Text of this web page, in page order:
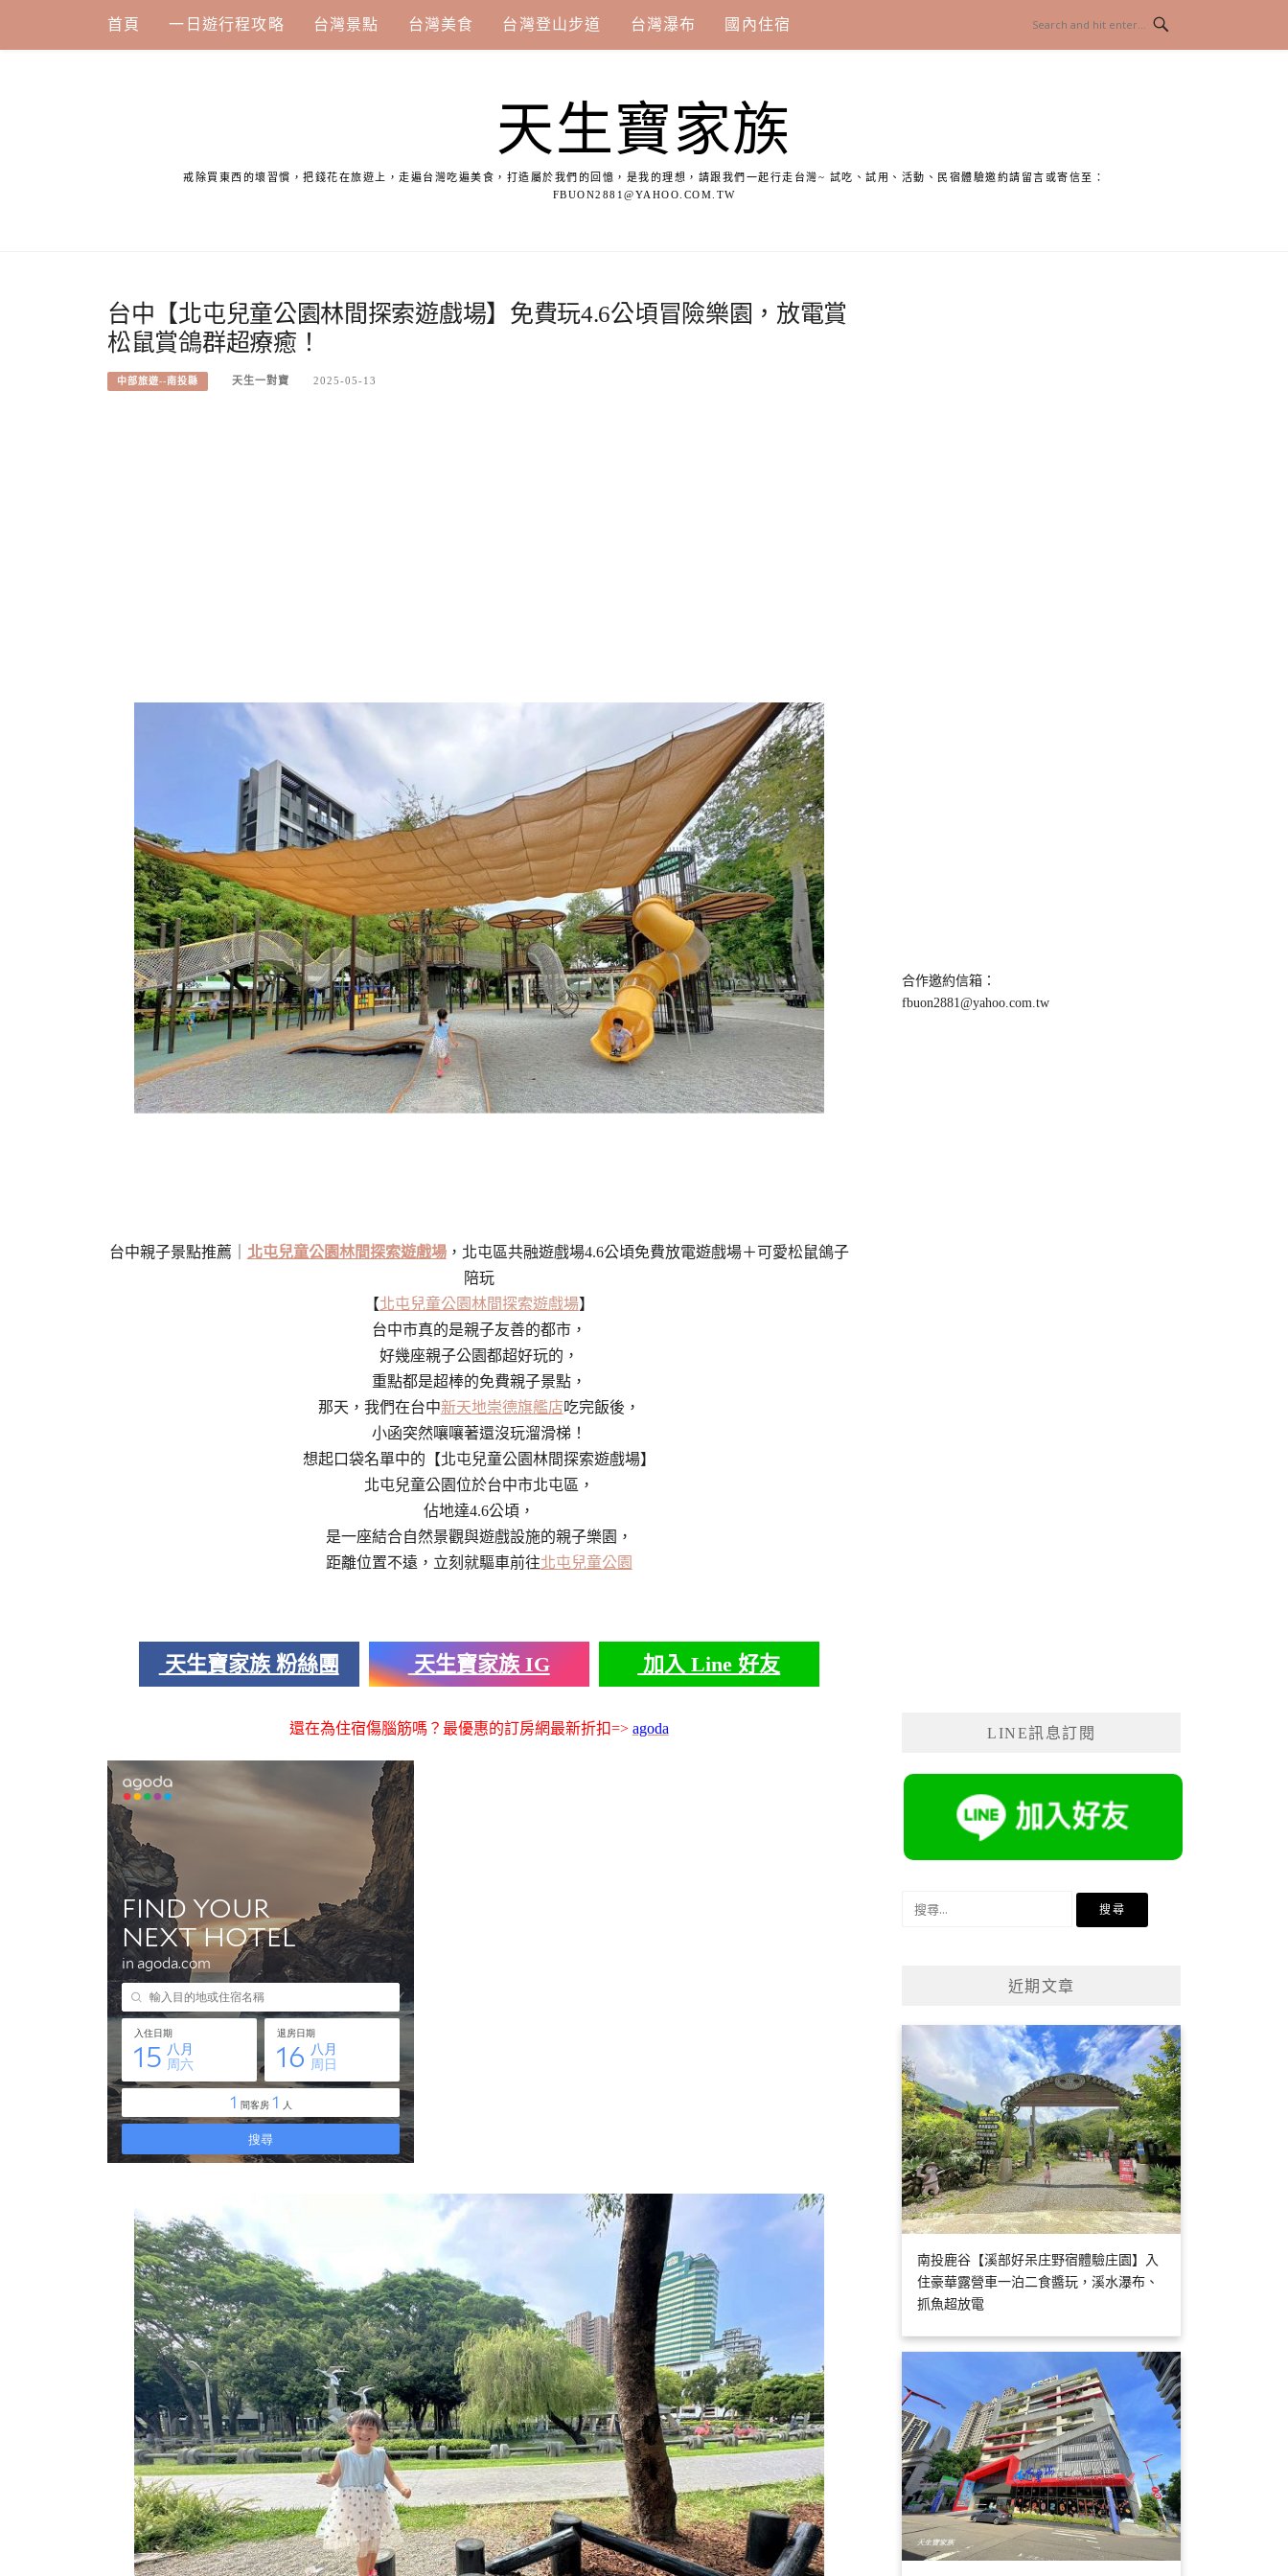
content
首頁 一日遊行程攻略 台灣景點 台灣美食 台灣登山步道 台灣瀑布 國內住宿
天生寶家族
戒除買東西的壞習慣，把錢花在旅遊上，走遍台灣吃遍美食，打造屬於我們的回憶，是我的理想，請跟我們一起行走台灣~ 試吃、試用、活動、民宿體驗邀約請留言或寄信至：
FBUON2881@YAHOO.COM.TW
台中【北屯兒童公園林間探索遊戲場】免費玩4.6公頃冒險樂園，放電賞
松鼠賞鴿群超療癒！
中部旅遊--南投縣 天生一對寶 2025-05-13
台中親子景點推薦｜ 北屯兒童公園林間探索遊戲場，北屯區共融遊戲場4.6公頃免費放電遊戲場＋可愛松鼠鴿子
陪玩
【北屯兒童公園林間探索遊戲場】
台中市真的是親子友善的都市，
好幾座親子公園都超好玩的，
重點都是超棒的免費親子景點，
那天，我們在台中新天地崇德旗艦店吃完飯後，
小函突然嚷嚷著還沒玩溜滑梯！
想起口袋名單中的【北屯兒童公園林間探索遊戲場】
北屯兒童公園位於台中市北屯區，
佔地達4.6公頃，
是一座結合自然景觀與遊戲設施的親子樂園，
距離位置不遠，立刻就驅車前往北屯兒童公園
天生寶家族 粉絲團 天生寶家族 IG 加入 Line 好友
還在為住宿傷腦筋嗎？最優惠的訂房網最新折扣=> agoda
合作邀約信箱：
fbuon2881@yahoo.com.tw
LINE訊息訂閱
近期文章
南投鹿谷【溪部好呆庄野宿體驗庄園】入
住豪華露營車一泊二食醬玩，溪水瀑布、
抓魚超放電